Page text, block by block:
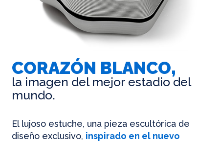
CORAZÓN BLANCO,
la imagen del mejor estadio del
mundo.
El lujoso estuche, una pieza escultórica de
diseño exclusivo, inspirado en el nuevo